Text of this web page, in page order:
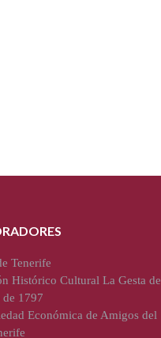
Tenerife
Histórico Cultural La Gesta de
1797
Económica de Amigos del